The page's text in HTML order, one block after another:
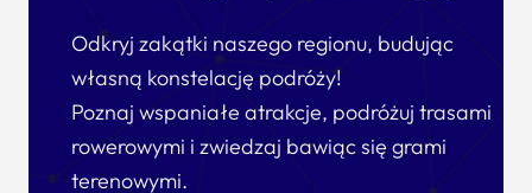
Odkryj zakątki naszego regionu, budując
własną konstelację podróży!
Poznaj wspaniałe atrakcje, podróżuj trasami
rowerowymi i zwiedzaj bawiąc się grami
terenowymi.